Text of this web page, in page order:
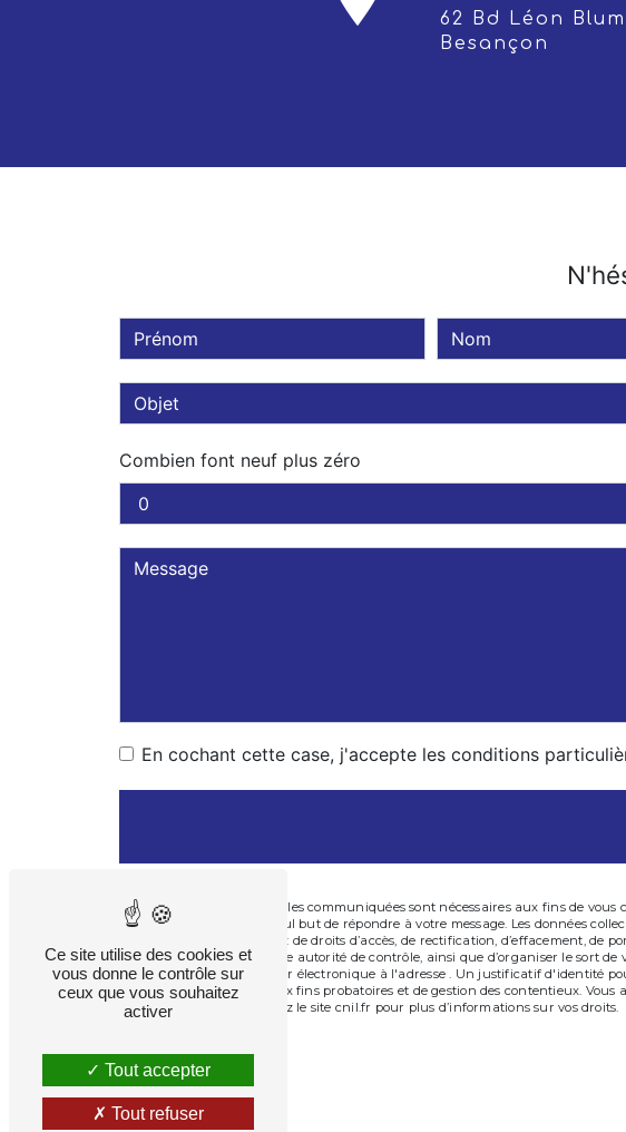
62 Bd Léon Blum, 25000
Besançon
Combien font neuf plus zéro
En cochant cette case, j'accepte les conditions
** Les données personnelles communiquées sont nécessaires aux fins de
sous-traitants dans le seul but de répondre à votre message. Les données
Besançon . Vous disposez de droits d’accès, de rectification, d’effacement,
réclamation auprès d’une autorité de contrôle, ainsi que d’organiser le sort
Besançon ou par courrier électronique à l'adresse . Un justificatif d'identité
de prescription légale aux fins probatoires et de gestion des contentieux.
Bloctel.gouv.fr . Consultez le site cnil.fr pour plus d’informations sur vos droits.
Ce site utilise des cookies et
vous donne le contrôle sur
ceux que vous souhaitez
activer
Tout accepter
Tout refuser